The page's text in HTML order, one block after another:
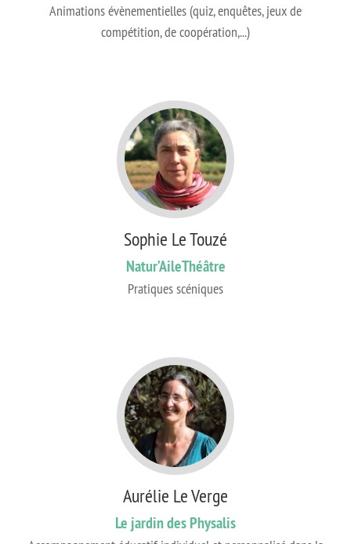
Animations évènementielles (quiz, enquêtes, jeux de
compétition, de coopération,...)
Sophie Le Touzé
Natur’AileThéâtre
Pratiques scéniques
Aurélie Le Verge
Le jardin des Physalis